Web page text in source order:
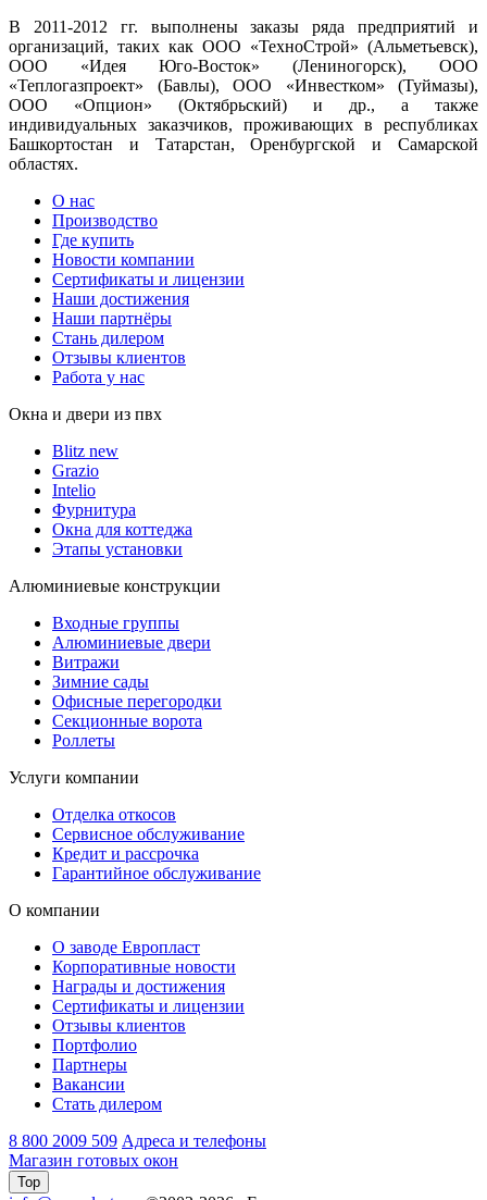
В 2011-2012 гг. выполнены заказы ряда предприятий и
организаций, таких как ООО «ТехноСтрой» (Альметьевск),
ООО «Идея Юго-Восток» (Лениногорск), ООО
«Теплогазпроект» (Бавлы), ООО «Инвестком» (Туймазы),
ООО «Опцион» (Октябрьский) и др., а также
индивидуальных заказчиков, проживающих в республиках
Башкортостан и Татарстан, Оренбургской и Самарской
областях.
О нас
Производство
Где купить
Новости компании
Сертификаты и лицензии
Наши достижения
Наши партнёры
Стань дилером
Отзывы клиентов
Работа у нас
Окна и двери из пвх
Blitz new
Grazio
Intelio
Фурнитура
Окна для коттеджа
Этапы установки
Алюминиевые конструкции
Входные группы
Алюминиевые двери
Витражи
Зимние сады
Офисные перегородки
Секционные ворота
Роллеты
Услуги компании
Отделка откосов
Сервисное обслуживание
Кредит и рассрочка
Гарантийное обслуживание
О компании
О заводе Европласт
Корпоративные новости
Награды и достижения
Сертификаты и лицензии
Отзывы клиентов
Портфолио
Партнеры
Вакансии
Стать дилером
8 800 2009 509 Адреса и телефоны
Магазин готовых окон
Top